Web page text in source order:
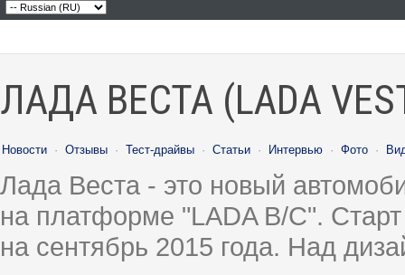
ЛАДА ВЕСТА (LADA
Новости · Отзывы · Тест-драйвы · Статьи · Интервью · Фото ·
Лада Веста - это новый
на платформе "LADA B/C".
на сентябрь 2015 года. Над